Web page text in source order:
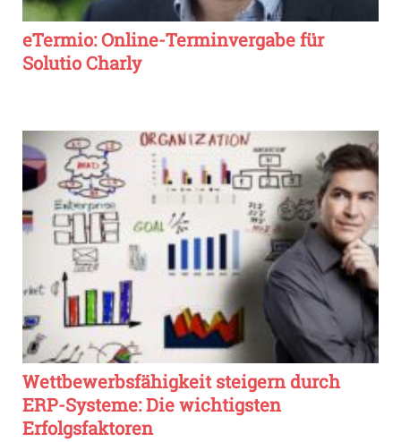
eTermio: Online-Terminvergabe für
Solutio Charly
Wettbewerbsfähigkeit steigern durch
ERP-Systeme: Die wichtigsten
Erfolgsfaktoren